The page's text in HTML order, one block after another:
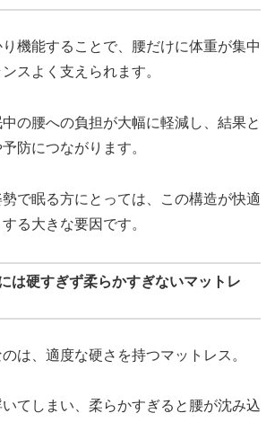
機能することで、腰だけに体重が集中
スよく支えられます。
の腰への負担が大幅に軽減し、結果と
防につながります。
で眠る方にとっては、この構造が快適
る大きな要因です。
は硬すぎず柔らかすぎないマットレ
は、適度な硬さを持つマットレス。
てしまい、柔らかすぎると腰が沈み込